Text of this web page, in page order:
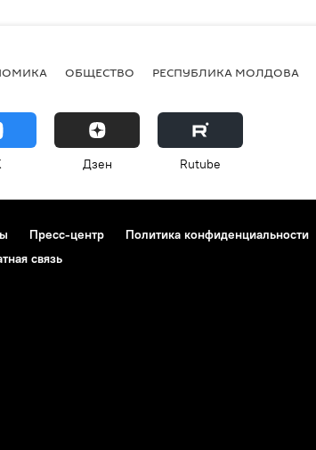
ОБЩЕСТВО РЕСПУБЛИКА МОЛДОВА
Дзен Rutube
Пресс-центр Политика конфиденциальности
связь